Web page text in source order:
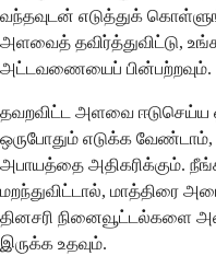
வந்தவுடன் எடுத்துக்
அளவைத் தவிர்த்துவிட்டு,
அட்டவணையைப் பின்பற்றவும்.
தவறவிட்ட அளவை ஈடுசெய்ய
ஒருபோதும் எடுக்க
அபாயத்தை அதிகரிக்கும்.
மறந்துவிட்டால், மாத்திரை
தினசரி நினைவூட்டல்களை
இருக்க உதவும்.